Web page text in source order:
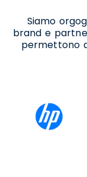
Siamo
brand e
permettono